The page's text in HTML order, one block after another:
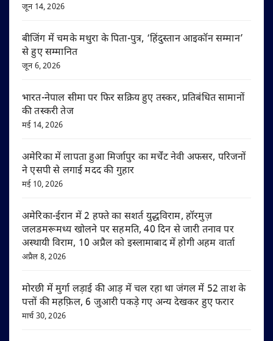
जून 14, 2026
बीजिंग में चमके मथुरा के पिता-पुत्र, ‘हिंदुस्तान आइकॉन सम्मान’
से हुए सम्मानित
जून 6, 2026
भारत-नेपाल सीमा पर फिर सक्रिय हुए तस्कर, प्रतिबंधित सामानों
की तस्करी तेज
मई 14, 2026
अमेरिका में लापता हुआ मिर्जापुर का मर्चेंट नेवी अफसर, परिजनों
ने एसपी से लगाई मदद की गुहार
मई 10, 2026
अमेरिका-ईरान में 2 हफ्ते का सशर्त युद्धविराम, हॉरमुज़
जलडमरूमध्य खोलने पर सहमति, 40 दिन से जारी तनाव पर
अस्थायी विराम, 10 अप्रैल को इस्लामाबाद में होगी अहम वार्ता
अप्रैल 8, 2026
मोरछी में मुर्गा लड़ाई की आड़ में चल रहा था जंगल में 52 ताश के
पत्तों की महफ़िल, 6 जुआरी पकड़े गए अन्य देखकर हुए फरार
मार्च 30, 2026